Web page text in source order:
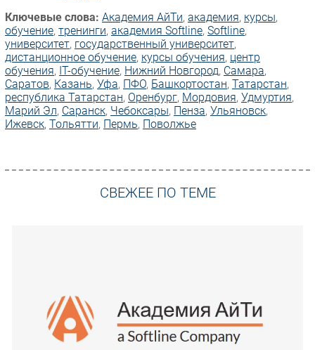
Ключевые слова: Академия АйТи, академия, курсы,
обучение, тренинги, академия Softline, Softline,
университет, государственный университет,
дистанционное обучение, курсы обучения, центр
обучения, IT-обучение, Нижний Новгород, Самара,
Саратов, Казань, Уфа, ПФО, Башкортостан, Татарстан,
республика Татарстан, Оренбург, Мордовия, Удмуртия,
Марий Эл, Саранск, Чебоксары, Пенза, Ульяновск,
Ижевск, Тольятти, Пермь, Поволжье
СВЕЖЕЕ ПО ТЕМЕ